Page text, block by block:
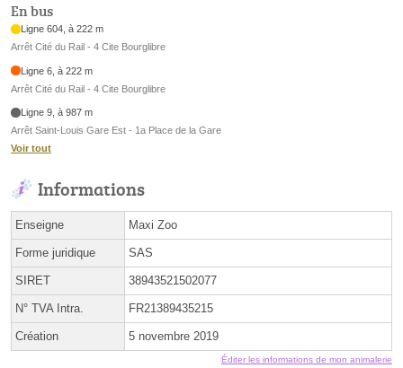
En bus
Ligne 604, à 222 m
Arrêt Cité du Rail - 4 Cite Bourglibre
Ligne 6, à 222 m
Arrêt Cité du Rail - 4 Cite Bourglibre
Ligne 9, à 987 m
Arrêt Saint-Louis Gare Est - 1a Place de la Gare
Voir tout
Informations
Enseigne Maxi Zoo
Forme juridique SAS
SIRET 38943521502077
N° TVA Intra. FR21389435215
Création 5 novembre 2019
Éditer les informations de mon animalerie